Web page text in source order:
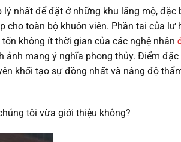
nhất để đặt ở những khu lăng mộ, đặc
cho toàn bộ khuôn viên. Phần tai của lư
không ít thời gian của các nghệ nhân
mang ý nghĩa phong thủy. Điểm đặc
khối tạo sự đồng nhất và nâng độ
tôi vừa giới thiệu không?